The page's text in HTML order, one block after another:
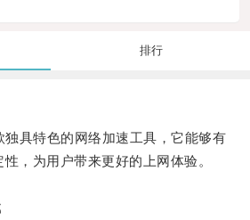
排行
具特色的网络加速工具，它能够有
，为用户带来更好的上网体验。